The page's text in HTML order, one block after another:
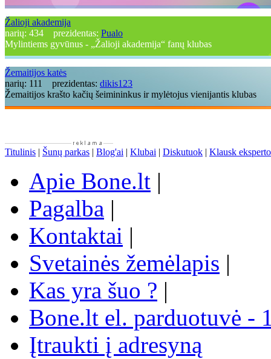
Žalioji akademija
narių: 434 prezidentas: Pualo
Mylintiems gyvūnus - „Žalioji akademija“ fanų klubas
Žemaitijos katės
narių: 111 prezidentas: dikis123
Žemaitijos krašto kačių šeimininkus ir mylėtojus vienijantis klubas
Titulinis | Šunų parkas | Blog'ai | Klubai | Diskutuok | Klausk eksperto
Apie Bone.lt |
Pagalba |
Kontaktai |
Svetainės žemėlapis |
Kas yra šuo ? |
Bone.lt el. parduotuvė -
Įtraukti į adresyną